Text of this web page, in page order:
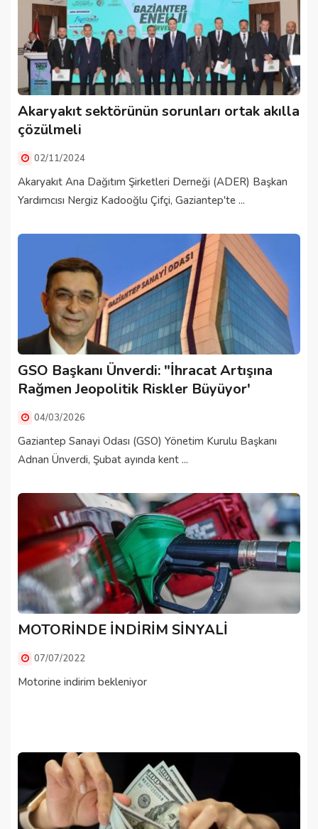
Akaryakıt sektörünün sorunları ortak akılla
çözülmeli
02/11/2024
Akaryakıt Ana Dağıtım Şirketleri Derneği (ADER) Başkan
Yardımcısı Nergiz Kadooğlu Çifçi, Gaziantep'te ...
GSO Başkanı Ünverdi: "İhracat Artışına
Rağmen Jeopolitik Riskler Büyüyor'
04/03/2026
Gaziantep Sanayi Odası (GSO) Yönetim Kurulu Başkanı
Adnan Ünverdi, Şubat ayında kent ...
MOTORİNDE İNDİRİM SİNYALİ
07/07/2022
Motorine indirim bekleniyor